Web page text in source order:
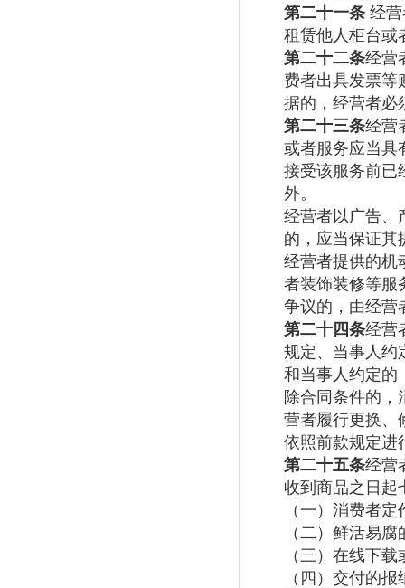
第二十一条经营
租赁他人柜台或
第二十二条经营
费者出具发票等
据的，经营者必
第二十三条经营
或者服务应当具
接受该服务前已
外。
经营者以广告、
的，应当保证其
经营者提供的机
者装饰装修等服
争议的，由经营
第二十四条经营
规定、当事人约
和当事人约定的
除合同条件的
营者履行更换、
依照前款规定进
第二十五条经营
收到商品之日起
（一）消费者定
（二）鲜活易腐
（三）在线下
（四）交付的